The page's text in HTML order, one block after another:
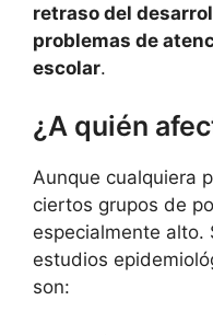
retraso del
problemas de
escolar.
¿A quién
Aunque cualquiera
ciertos grupos de
especialmente alto.
estudios
son: